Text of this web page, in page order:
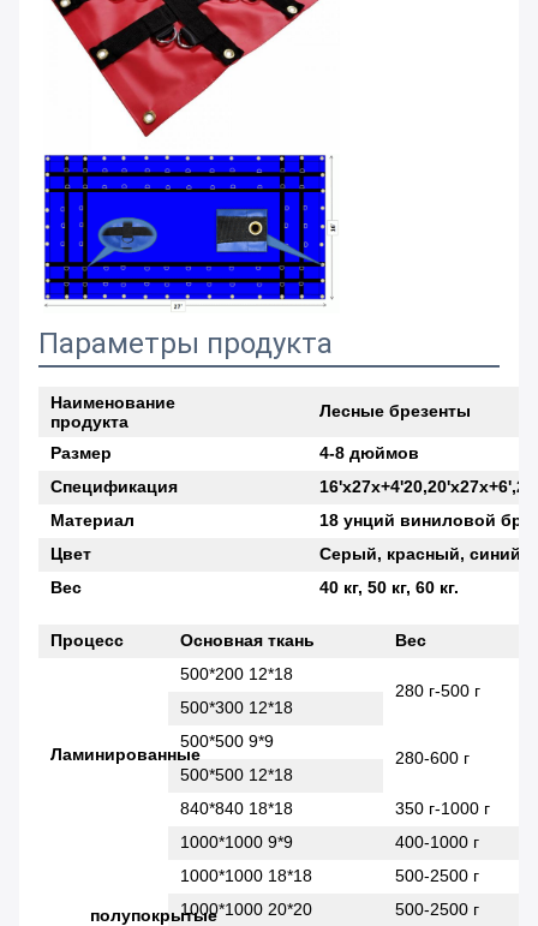
Параметры продукта
Наименование
продукта
Лесные брезенты
Размер
4-8 дюймов
Спецификация
Материал
18 унций виниловой
Цвет
Серый, красный, синий,
Вес
40 кг, 50 кг, 60 кг.
Процесс Основная ткань Вес
Ламинированные
500*200 12*18
280 г-500 г
500*300 12*18
500*500 9*9
280-600 г
500*500 12*18
полупокрытые
840*840 18*18 350 г-1000 г
1000*1000 9*9
400-1000 г
1000*1000 18*18
500-2500 г
1000*1000 20*20
500-2500 г